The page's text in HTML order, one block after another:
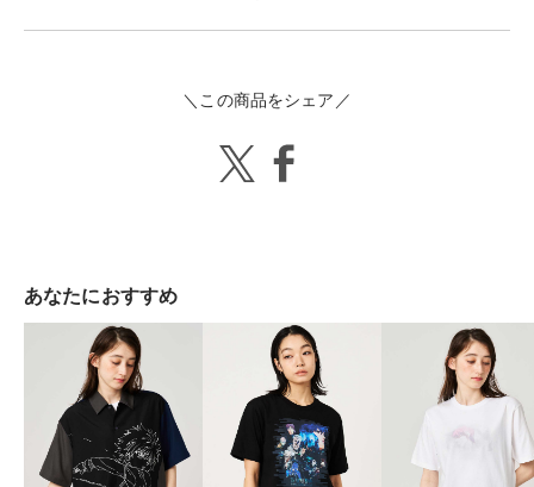
＼この商品をシェア／
あなたにおすすめ